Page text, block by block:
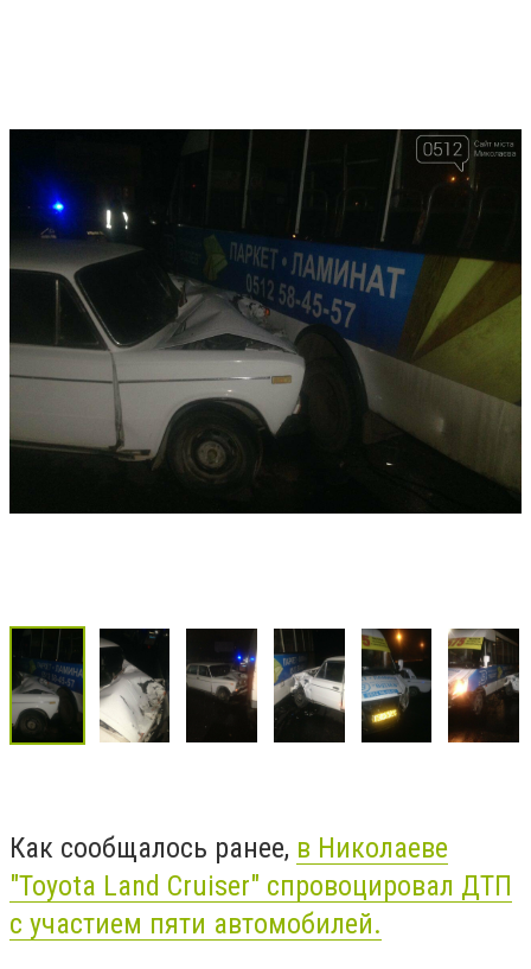
Как сообщалось ранее, в Николаеве
"Toyota Land Cruiser" спровоцировал ДТП
с участием пяти автомобилей.